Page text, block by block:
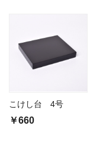
こけし台 4号
￥660